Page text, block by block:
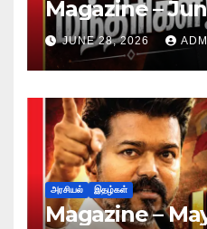
Magazine –
JUNE 28, 2026
அரசியல் இதழ்கள்
Magazine –